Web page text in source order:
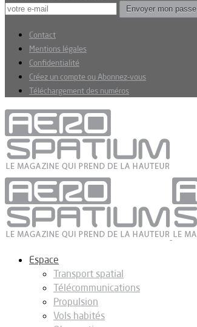
Contact
Mentions légales
Confidentialité
Créez un compte ou Abonnez-vous
Téléchargement des numéros
Espace
Transport spatial
Télécommunications
Propulsion
Vols habités